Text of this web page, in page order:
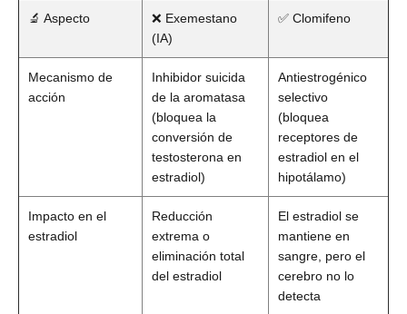
🔬 Aspecto
❌ Exemestano
(IA)
✅ Clomifeno
Mecanismo de
acción
Inhibidor suicida
de la aromatasa
(bloquea la
conversión de
testosterona en
estradiol)
Antiestrogénico
selectivo
(bloquea
receptores de
estradiol en el
hipotálamo)
Impacto en el
estradiol
Reducción
extrema o
eliminación total
del estradiol
El estradiol se
mantiene en
sangre, pero el
cerebro no lo
detecta